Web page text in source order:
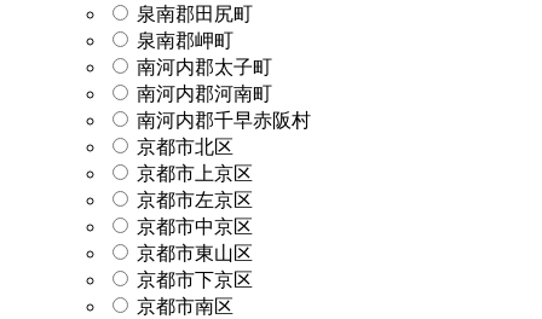
泉南郡田尻町
泉南郡岬町
南河内郡太子町
南河内郡河南町
南河内郡千早赤阪村
京都市北区
京都市上京区
京都市左京区
京都市中京区
京都市東山区
京都市下京区
京都市南区